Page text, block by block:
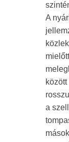
A
a